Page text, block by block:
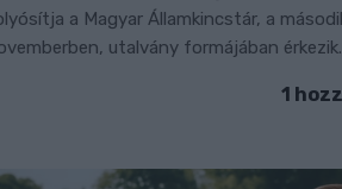
a Magyar Államkincstár, a
utalvány formájában érkezik.
1